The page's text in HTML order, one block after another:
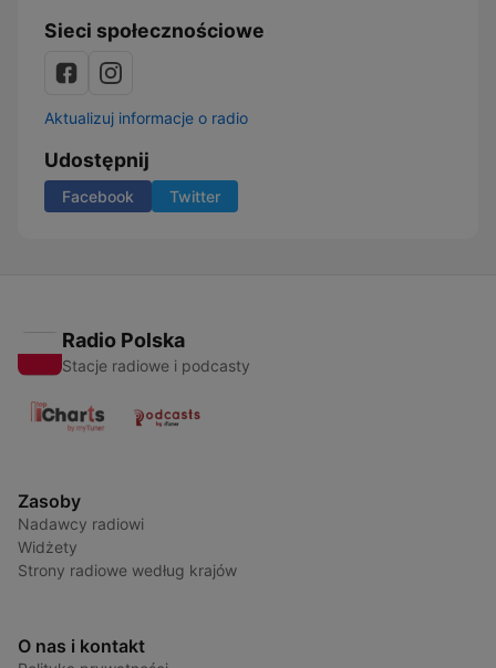
Sieci społecznościowe
Aktualizuj informacje o radio
Udostępnij
Facebook Twitter
Radio Polska
Stacje radiowe i podcasty
Zasoby
Nadawcy radiowi
Widżety
Strony radiowe według krajów
O nas i kontakt